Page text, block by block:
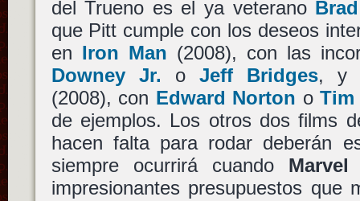
del Trueno es el ya veterano
que Pitt cumple con los deseos
en Iron Man (2008), con las
Downey Jr. o Jeff Bridges,
(2008), con Edward Norton oTim
de ejemplos. Los otros dos films
hacen falta para rodar deberán
siempre ocurrirá cuando Marvel
impresionantes presupuestos que